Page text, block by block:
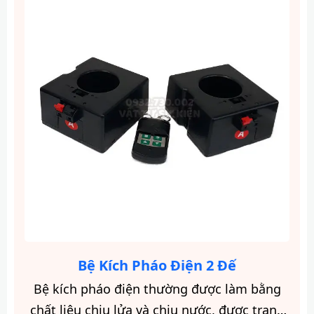
Bệ Kích Pháo Điện 2 Đế
Bệ kích pháo điện thường được làm bằng
chất liệu chịu lửa và chịu nước, được trang